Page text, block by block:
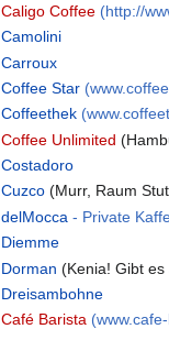
Caligo Coffee (http://
Camolini
Carroux
Coffee Star
Coffeethek
Coffee Unlimited
Costadoro
Cuzco (Murr, Raum
delMocca - Private
Diemme
Dorman (Kenia! Gibt
Dreisambohne
Café Barista